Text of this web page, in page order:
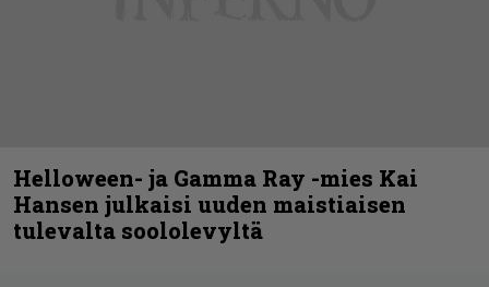
Helloween- ja Gamma Ray -mies Kai
Hansen julkaisi uuden maistiaisen
tulevalta soololevyltä